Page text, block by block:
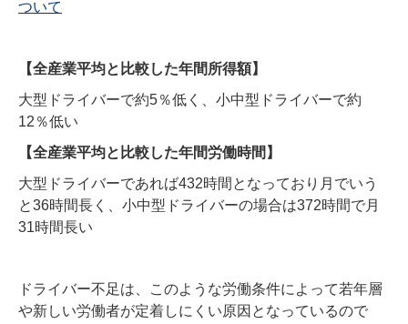
ついて
【全産業平均と比較した年間所得額】
大型ドライバーで約5％低く、小中型ドライバーで約
12％低い
【全産業平均と比較した年間労働時間】
大型ドライバーであれば432時間となっており月でいう
と36時間長く、小中型ドライバーの場合は372時間で月
31時間長い
ドライバー不足は、このような労働条件によって若年層
や新しい労働者が定着しにくい原因となっているので